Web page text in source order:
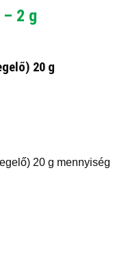
2 g
20 g
20 g mennyiség